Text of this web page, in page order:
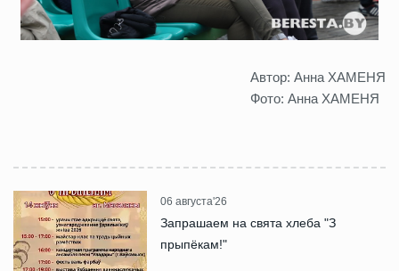
Автор: Анна ХАМЕНЯ
Фото: Анна ХАМЕНЯ
06 августа'26
Запрашаем на свята хлеба "З
прыпёкам!"